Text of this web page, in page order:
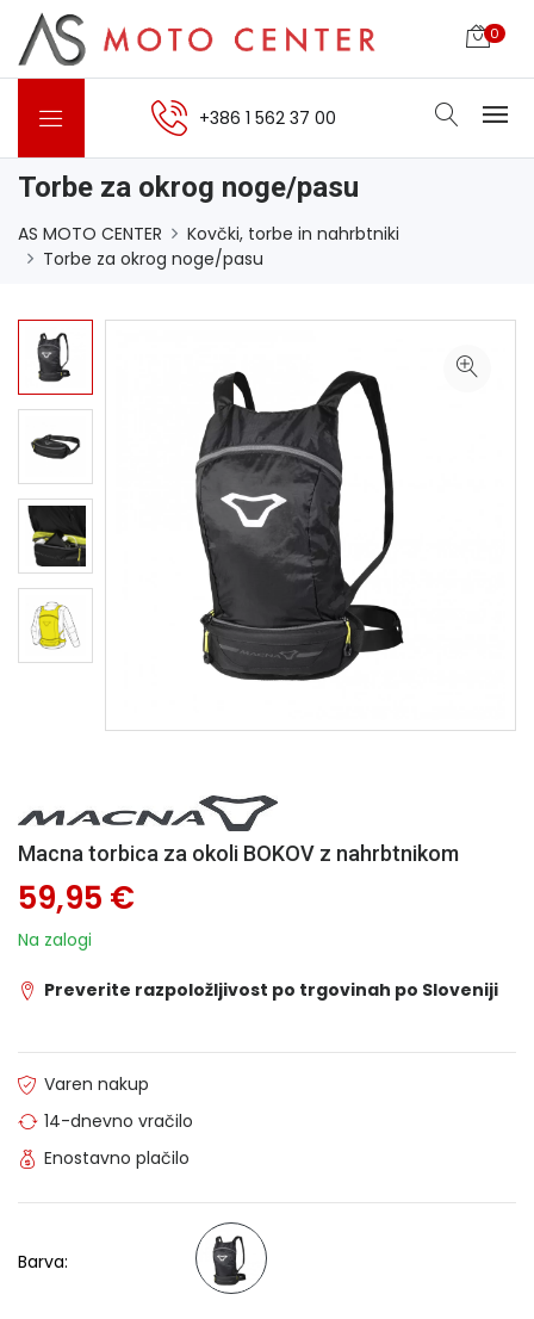
0
+386 1 562 37 00
Torbe za okrog noge/pasu
AS MOTO CENTER
Kovčki, torbe in nahrbtniki
Torbe za okrog noge/pasu
Macna torbica za okoli BOKOV z nahrbtnikom
59,95 €
Na zalogi
Preverite razpoložljivost po trgovinah po Sloveniji
Varen nakup
14-dnevno vračilo
Enostavno plačilo
Barva: